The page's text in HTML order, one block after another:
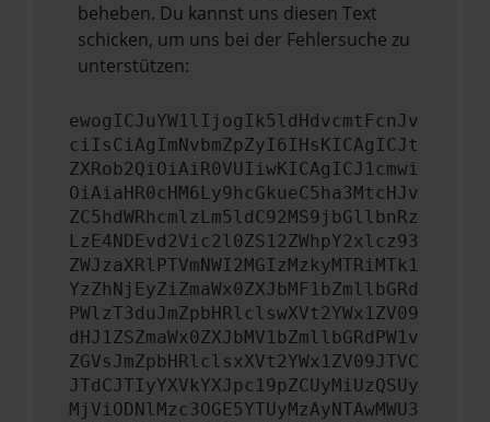
beheben. Du kannst uns diesen Text
schicken, um uns bei der Fehlersuche zu
unterstützen:
ewogICJuYW1lIjogIk5ldHdvcmtFcnJv
ciIsCiAgImNvbmZpZyI6IHsKICAgICJt
ZXRob2QiOiAiR0VUIiwKICAgICJ1cmwi
OiAiaHR0cHM6Ly9hcGkueC5ha3MtcHJv
ZC5hdWRhcmlzLm5ldC92MS9jbGllbnRz
LzE4NDEvd2Vic2l0ZS12ZWhpY2xlcz93
ZWJzaXRlPTVmNWI2MGIzMzkyMTRiMTk1
YzZhNjEyZiZmaWx0ZXJbMF1bZmllbGRd
PWlzT3duJmZpbHRlclswXVt2YWx1ZV09
dHJ1ZSZmaWx0ZXJbMV1bZmllbGRdPW1v
ZGVsJmZpbHRlclsxXVt2YWx1ZV09JTVC
JTdCJTIyYXVkYXJpc19pZCUyMiUzQSUy
MjViODNlMzc3OGE5YTUyMzAyNTAwMWU3